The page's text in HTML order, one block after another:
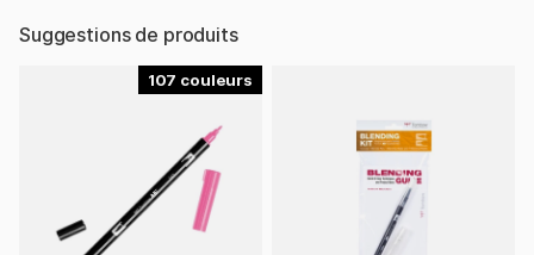
Suggestions de produits
107